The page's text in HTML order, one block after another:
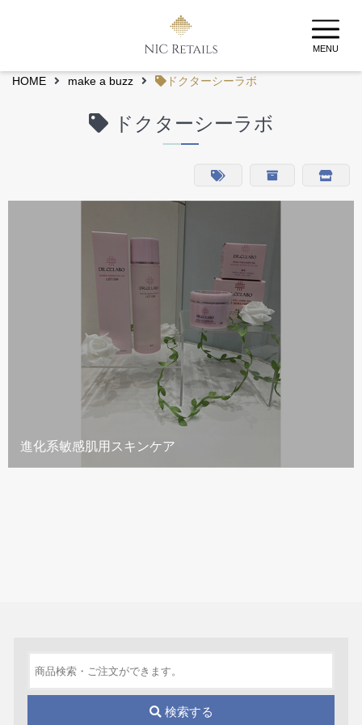
MENU
HOME make a buzz ドクターシーラボ
ドクターシーラボ
進化系敏感肌用スキンケア
検索する